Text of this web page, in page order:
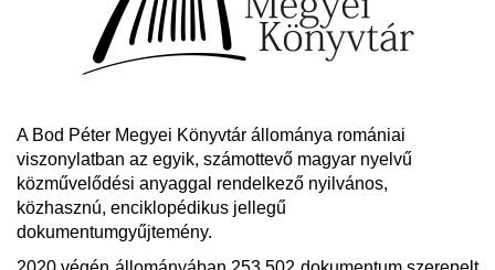
A Bod Péter Megyei Könyvtár állománya romániai
viszonylatban az egyik, számottevő magyar nyelvű
közművelődési anyaggal rendelkező nyilvános,
közhasznú, enciklopédikus jellegű
dokumentumgyűjtemény.